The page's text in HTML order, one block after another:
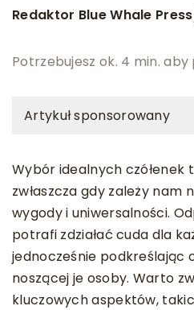
Redaktor Blue Whale Press
Potrzebujesz ok. 4 min.
Artykuł sponsorowany
Wybór idealnych czółenek
zwłaszcza gdy zależy nam
wygody i uniwersalności.
potrafi zdziałać cuda dla
jednocześnie podkreślając
noszącej je osoby. Warto
kluczowych aspektów,